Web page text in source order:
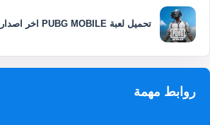
تحميل لعبة PUBG MOBILE اخر اصدار 2025
روابط مهمة